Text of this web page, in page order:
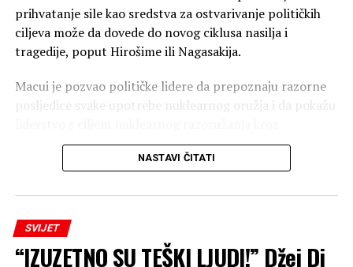
prihvatanje sile kao sredstva za ostvarivanje političkih
ciljeva može da dovede do novog ciklusa nasilja i
tragedije, poput Hirošime ili Nagasakija.
Macui je pozvao političke lidere da prepoznaju razorne
posljedice svake upotrebe nuklearnog oružja i da pokažu
međunarodnu saradnju. U Japanu je održana
komemoracija i minut ćutanja u 8.15 časova, tačno u
bombarder “Enola Gej” bacio atomsku bombu na
Hirošimu.
Agencija TASS javila je da je Macui kritikovao Rusiju i
NASTAVI ČITATI
SVIJET
“IZUZETNO SU TEŠKI LJUDI!” Džej Di